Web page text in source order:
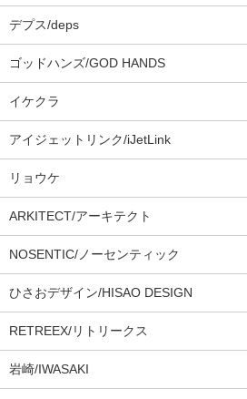
デプス/deps
ゴッドハンズ/GOD HANDS
イケクラ
アイジェットリンク/iJetLink
リョウケ
ARKITECT/アーキテクト
NOSENTIC/ノーセンティック
ひさおデザイン/HISAO DESIGN
RETREEX/リトリークス
岩崎/IWASAKI